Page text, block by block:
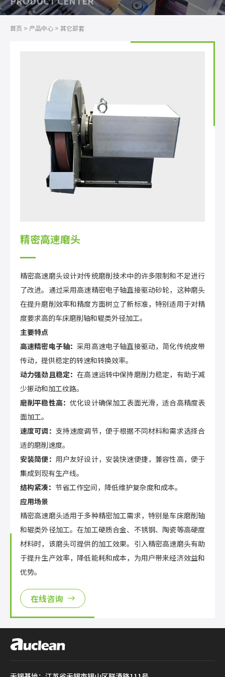
首页 > 产品中心 > 其它部套
精密高速磨头
精密高速磨头设计对传统磨削技术中的许多限制和不足进行
了改进。通过采用高速精密电子轴直接驱动砂轮，这种磨头
在提升磨削效率和精度方面树立了新标准，特别适用于对精
度要求高的车床磨削轴和辊类外径加工。
主要特点
高速精密电子轴：采用高速电子轴直接驱动，简化传统皮带
传动，提供稳定的转速和转换效率。
动力强劲且稳定：在高速运转中保持磨削力稳定，有助于减
少振动和加工纹路。
磨削平稳性高：优化设计确保加工表面光滑，适合高精度表
面加工。
速度可调： 支持速度调节，便于根据不同材料和需求选择合
适的磨削速度。
安装简便： 用户友好设计，安装快速便捷，兼容性高，便于
集成到现有生产线。
结构紧凑： 节省工作空间，降低维护复杂度和成本。
应用场景
精密高速磨头适用于多种精密加工需求，特别是车床磨削轴
和辊类外径加工。在加工硬质合金、不锈钢、陶瓷等高硬度
材料时，该磨头可提供的加工效果。引入精密高速磨头有助
于提升生产效率，降低能耗和成本，为用户带来经济效益和
优势。
在线咨询